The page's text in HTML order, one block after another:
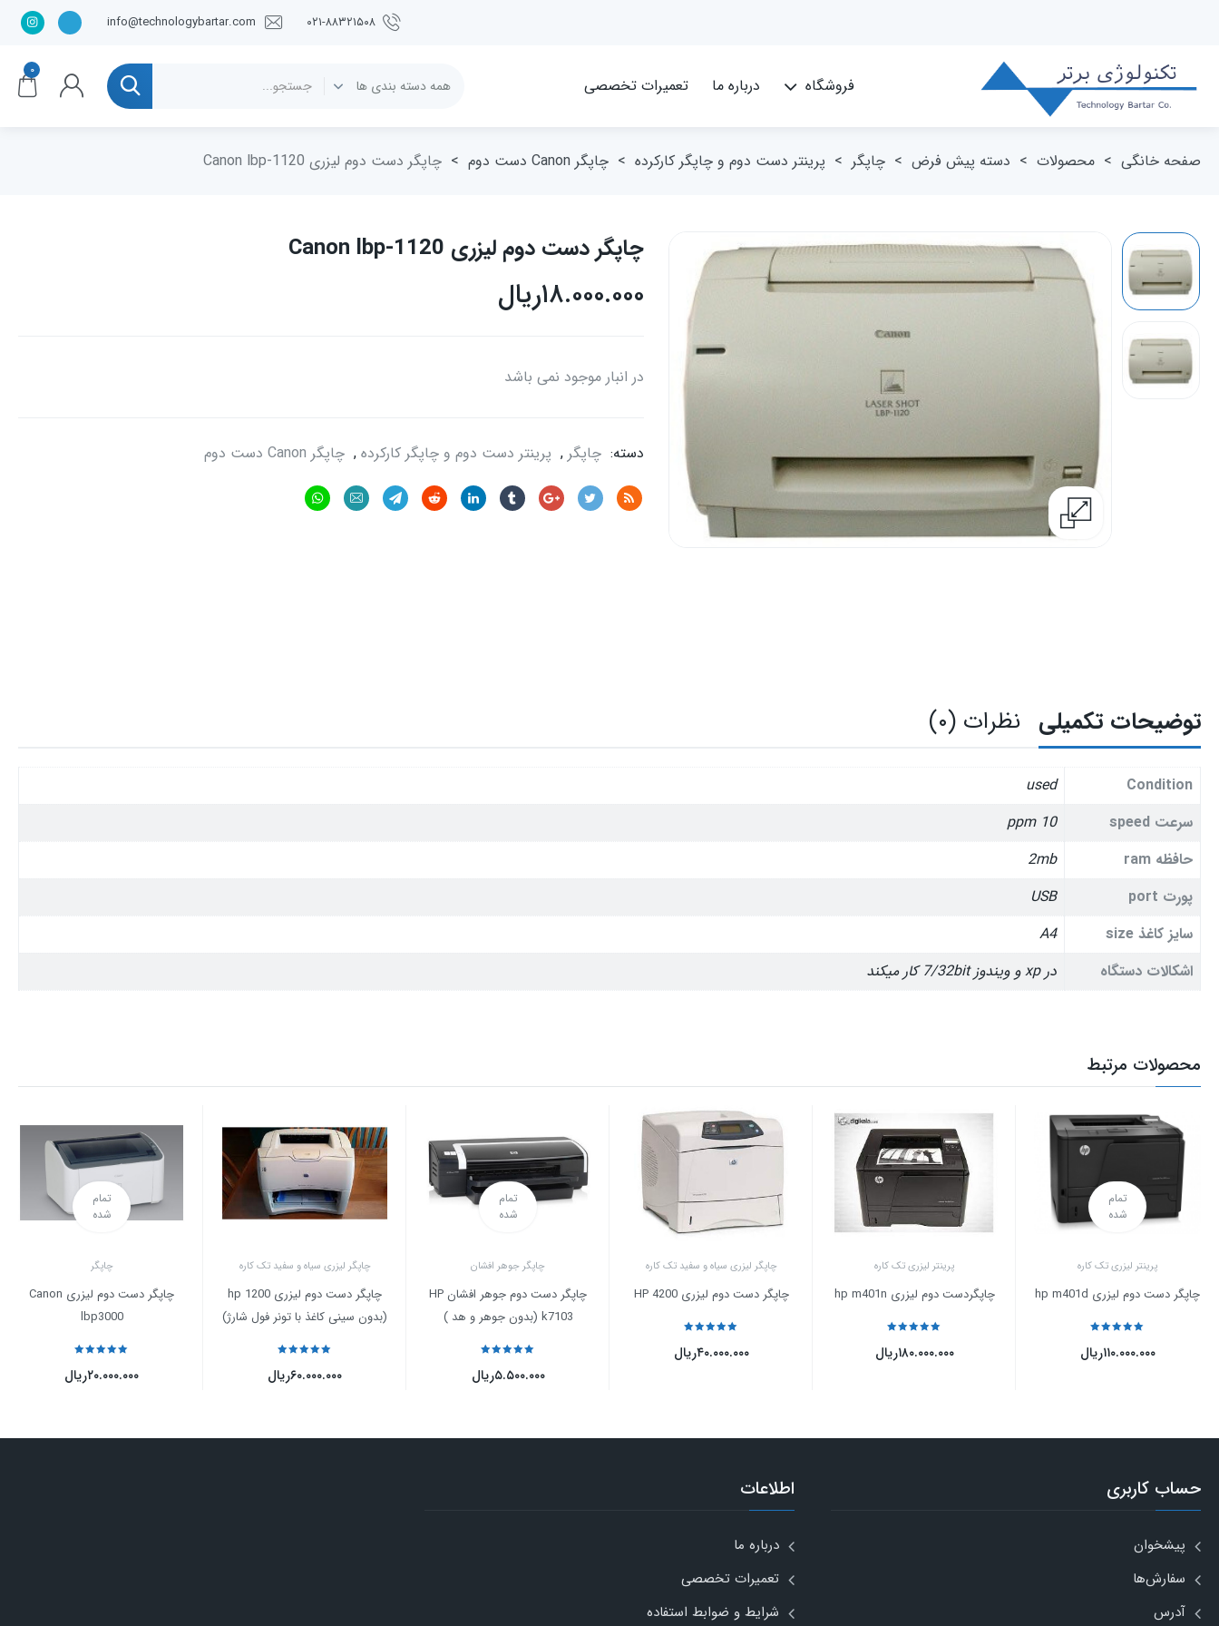
info@technologybartar.com ۰۲۱-۸۸۳۲۱۵۰۸
فروشگاه درباره ما تعمیرات تخصصی
۰
صفحه خانگی > محصولات > دسته پیش فرض > چاپگر > پرینتر دست دوم و چاپگر کارکرده > چاپگر Canon دست دوم > چاپگر دست دوم لیزری Canon lbp-1120
چاپگر دست دوم لیزری Canon lbp-1120
ریال۱۸.۰۰۰.۰۰۰
در انبار موجود نمی باشد
دسته: چاپگر , پرینتر دست دوم و چاپگر کارکرده , چاپگر Canon دست دوم
توضیحات تکمیلی نظرات (۰)
Condition
used
سرعت speed
10 ppm
حافظه ram
2mb
پورت port
USB
سایز کاغذ size
A4
اشکالات دستگاه
در xp و ویندوز 7/32bit کار میکند
محصولات مرتبط
تمام
شده
پرینتر لیزری تک کاره
چاپگر دست دوم لیزری hp m401d
ریال۱۱۰.۰۰۰.۰۰۰
پرینتر لیزری تک کاره
چاپگردست دوم لیزری hp m401n
ریال۱۸۰.۰۰۰.۰۰۰
چاپگر لیزری سیاه و سفید تک کاره
چاپگر دست دوم لیزری HP 4200
ریال۴۰.۰۰۰.۰۰۰
تمام
شده
چاپگر جوهر افشان
چاپگر دست دوم جوهر افشان HP
k7103 (بدون جوهر و هد )
ریال۵.۵۰۰.۰۰۰
چاپگر لیزری سیاه و سفید تک کاره
چاپگر دست دوم لیزری hp 1200
(بدون سینی کاغذ با تونر فول شارژ)
ریال۶۰.۰۰۰.۰۰۰
تمام
شده
چاپگر
چاپگر دست دوم لیزری Canon
lbp3000
ریال۲۰.۰۰۰.۰۰۰
حساب کاربری
پیشخوان
سفارش‌ها
آدرس
اطلاعات
درباره ما
تعمیرات تخصصی
شرایط و ضوابط استفاده